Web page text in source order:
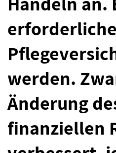
werden.
Änderung
finanziellen